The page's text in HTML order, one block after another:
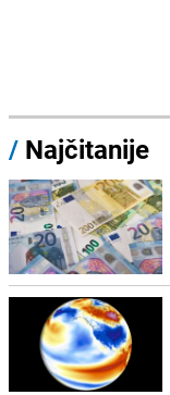
/ Najčitanije